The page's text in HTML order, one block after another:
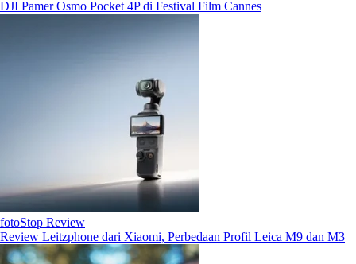
DJI Pamer Osmo Pocket 4P di Festival Film Cannes
fotoStop Review
Review Leitzphone dari Xiaomi, Perbedaan Profil Leica M9 dan M3